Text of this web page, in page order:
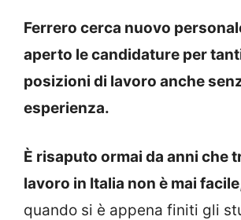
Ferrero cerca nuovo
aperto le candidature per
posizioni di lavoro anche
esperienza.
È risaputo ormai da anni che
lavoro in Italia non è mai facile
quando si è appena finiti gli